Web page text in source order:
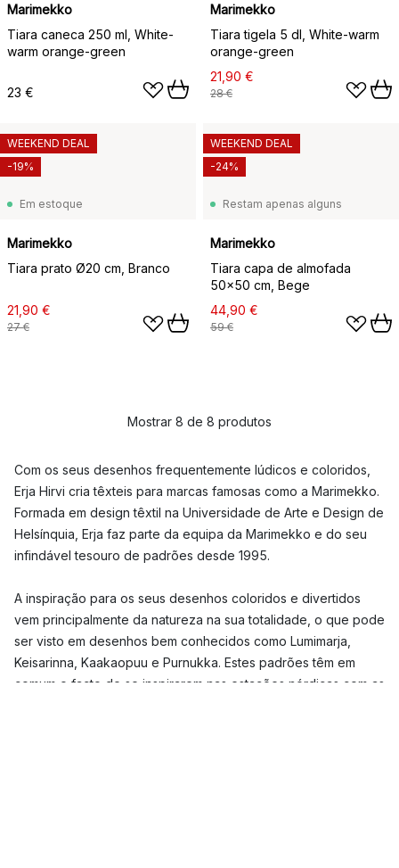
Marimekko
Tiara caneca 250 ml, White-
warm orange-green
23 €
Marimekko
Tiara tigela 5 dl, White-warm
orange-green
21,90 €
28 €
Em estoque
Marimekko
Tiara prato Ø20 cm, Branco
21,90 €
27 €
WEEKEND DEAL
-19%
Restam apenas alguns
Marimekko
Tiara capa de almofada
50x50 cm, Bege
44,90 €
59 €
WEEKEND DEAL
-24%
Mostrar 8 de 8 produtos
Com os seus desenhos frequentemente lúdicos e coloridos,
Erja Hirvi cria têxteis para marcas famosas como a Marimekko.
Formada em design têxtil na Universidade de Arte e Design de
Helsínquia, Erja faz parte da equipa da Marimekko e do seu
infindável tesouro de padrões desde 1995.
A inspiração para os seus desenhos coloridos e divertidos
vem principalmente da natureza na sua totalidade, o que pode
ser visto em desenhos bem conhecidos como Lumimarja,
Keisarinna, Kaakaopuu e Purnukka. Estes padrões têm em
comum o facto de se inspirarem nas estações nórdicas com as